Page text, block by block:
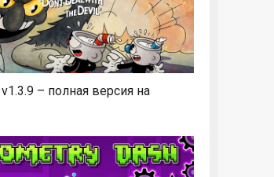
– полная версия на